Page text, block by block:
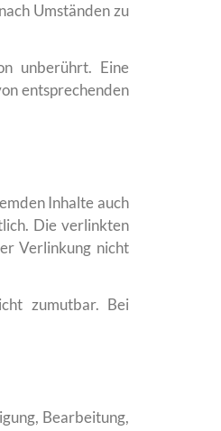
Umständen zu
unberührt. Eine
entsprechenden
Inhalte auch
Die verlinkten
Verlinkung nicht
zumutbar. Bei
Bearbeitung,